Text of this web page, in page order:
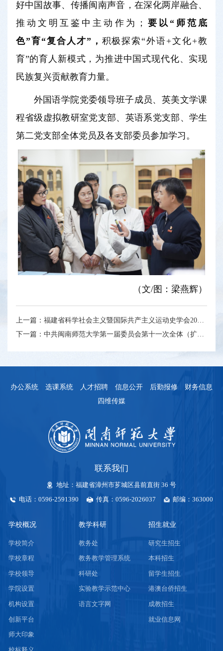
好中国故事、传播闽南声音，在深化两岸融合、
推动文明互鉴中主动作为； 要以“师范底
色”育“复合人才”， 积极探索“外语+文化+教
育”的育人新模式，为推进中国式现代化、实现
民族复兴贡献教育力量。
外国语学院党委领导班子成员、英美文学课
程省级虚拟教研室党支部、英语系党支部、学生
第二党支部全体党员及各支部委员参加学习。
（文/图：梁燕辉）
上一篇： 福建省科学社会主义暨国际共产主义运动史学会2025年学术年会在我校召开
下一篇： 中共闽南师范大学第一届委员会第十一次全体（扩大）会议召开
办公系统 选课系统 人才招聘 信息公开 后勤报修
财务信息
四维传媒
联系我们
地址：福建省漳州市芗城区县前直街 36 号
电话：0596-2591390 传真：0596-2026037 邮编：363000
学校概况
学校简介
学校章程
学校领导
学院设置
机构设置
创新平台
师大印象
教学科研
教务处
教务教学管理系统
科研处
实验教学示范中心
语言文字网
招生就业
研究生招生
本科招生
留学生招生
港澳台侨招生
成教招生
就业信息网